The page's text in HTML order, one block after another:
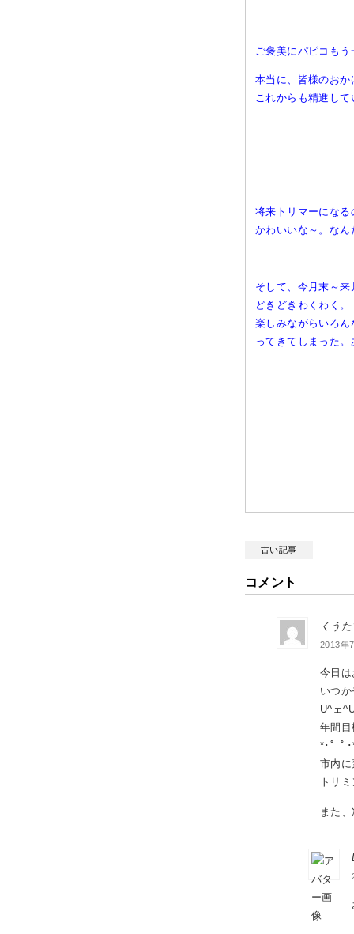
ご褒美にパピコも
本当に、皆様のお
これからも精進し
将来トリマーにな
かわいいな～。な
そして、今月末～
どきどきわくわく。
楽しみながらいろ
ってきてしまった。
古い記事
コメント
くう
2013年
今日
いつ
U^ェ
年間
*･゜ﾟ
市内
トリ
また